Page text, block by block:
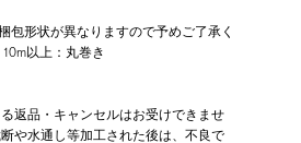
包形状が異なりますので予めご了承く
以上：丸巻き
返品・キャンセルはお受けできませ
や水通し等加工された後は、不良で